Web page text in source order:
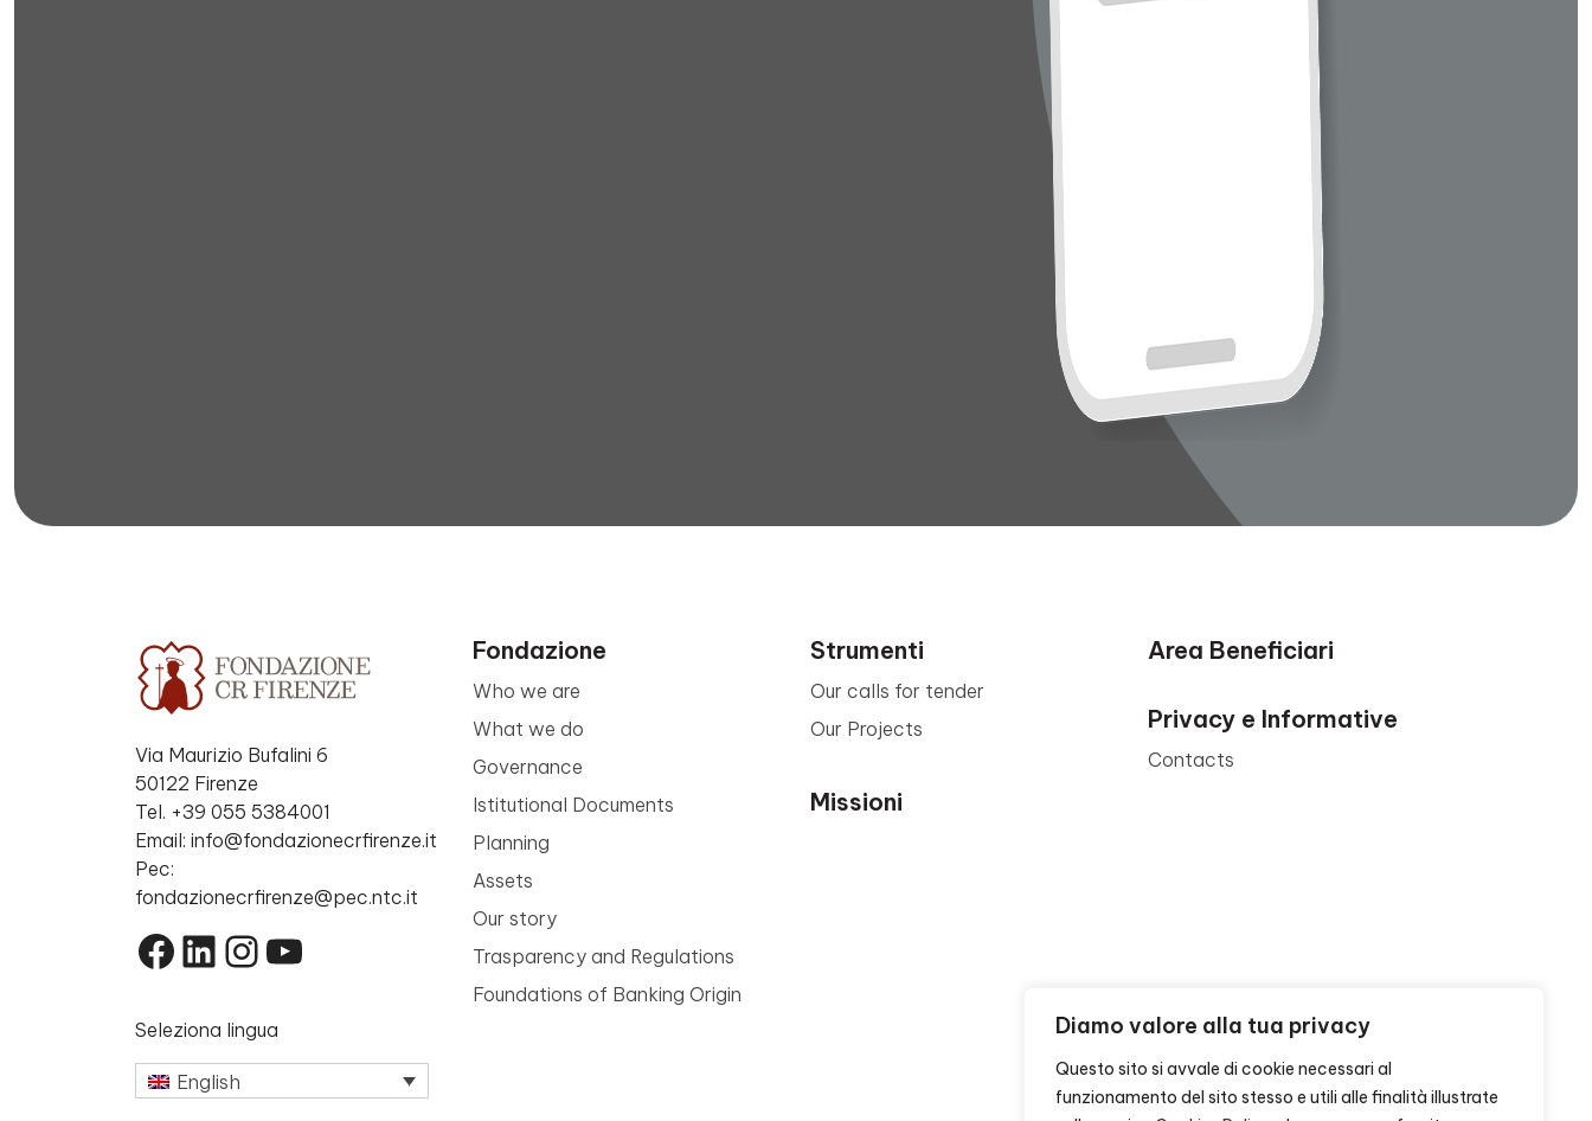
Diamo valore alla tua privacy
Questo sito si avvale di cookie necessari al
funzionamento del sito stesso e utili alle finalità illustrate
Via Maurizio Bufalini 6
50122 Firenze
Tel. +39 055 5384001
Email: info@fondazionecrfirenze.it
Pec:
fondazionecrfirenze@pec.ntc.it
Facebook
LinkedIn
Instagram
YouTube
Seleziona lingua
English
Fondazione
Who we are
What we do
Governance
Istitutional Documents
Planning
Assets
Our story
Trasparency and Regulations
Foundations of Banking Origin
Strumenti
Our calls for tender
Our Projects
Missioni
Area Beneficiari
Privacy e Informative
Contacts